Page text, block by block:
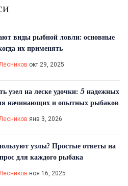
виды рыбной ловли: основные
их применять
окт 29, 2025
узел на леске удочки: 5 надежных
начинающих и опытных рыбаков
янв 3, 2026
узлы? Простые ответы на
для каждого рыбака
ноя 16, 2025